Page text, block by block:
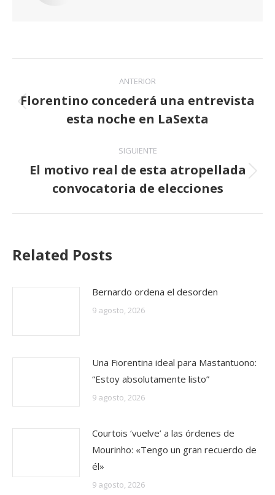
Navegación
entre
publicaciones
ANTERIOR
Publicación
anterior:
Florentino concederá una entrevista
esta noche en LaSexta
SIGUIENTE
Publicación
siguiente:
El motivo real de esta atropellada
convocatoria de elecciones
Related Posts
Bernardo ordena el desorden
9 agosto, 2026
Una Fiorentina ideal para Mastantuono:
“Estoy absolutamente listo”
9 agosto, 2026
Courtois ‘vuelve’ a las órdenes de
Mourinho: «Tengo un gran recuerdo de
él»
9 agosto, 2026